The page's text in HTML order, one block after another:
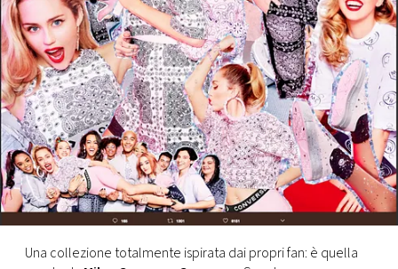
EVENTI
VIDEO
TV
PRINCIPATO
DI
MONACO
RMC
Una collezione totalmente ispirata dai propri fan: è quella